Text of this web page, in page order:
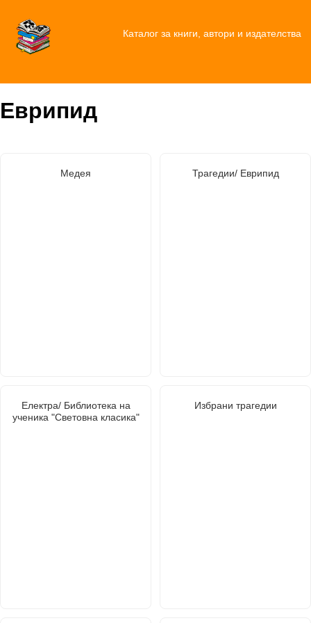
Каталог за книги, автори и издателства
Еврипид
Медея Трагедии/ Еврипид
Електра/ Библиотека на
ученика "Световна класика"
Избрани трагедии